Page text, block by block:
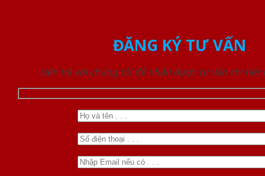
ĐĂNG KÝ TƯ VẤN
Liên hệ với chúng tôi để nhận được tư vấn chi tiết